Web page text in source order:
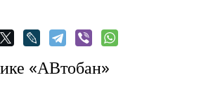
«АВтобан»